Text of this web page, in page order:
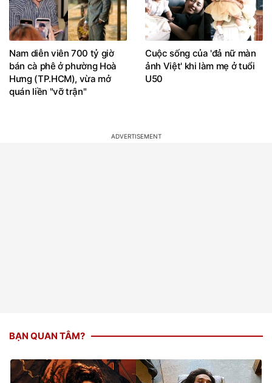
Nam diễn viên 700 tỷ giờ
bán cà phê ở phường Hoà
Hưng (TP.HCM), vừa mở
quán liền "vỡ trận"
Cuộc sống của 'đả nữ màn
ảnh Việt' khi làm mẹ ở tuổi
U50
BẠN QUAN TÂM?